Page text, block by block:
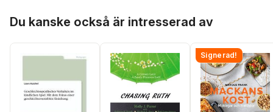
Du kanske också är intresserad av
Signerad!